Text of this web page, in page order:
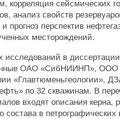
корреляция сейсмических
анализ свойств
прогноз перспектив
месторождений.
в
ОАО «СибНИИНП»,
«Главтюменьгеологии»,
по 32 скважинам. В
входят описания керна,
состава в